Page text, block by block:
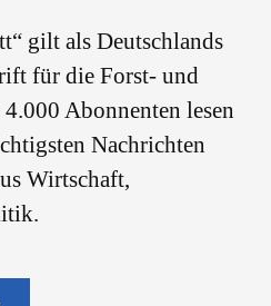
gilt als Deutschlands
für die Forst- und
Abonnenten lesen
Nachrichten
Wirtschaft,